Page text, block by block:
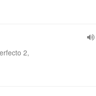
2,